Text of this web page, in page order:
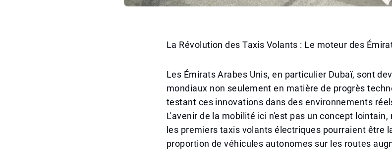
La Révolution des Taxis Volants : Le moteur des
Les Émirats Arabes Unis, en particulier Dubaï, sont
mondiaux non seulement en matière de progrès
testant ces innovations dans des environnements
L'avenir de la mobilité ici n'est pas un concept
les premiers taxis volants électriques pourraient être
proportion de véhicules autonomes sur les routes